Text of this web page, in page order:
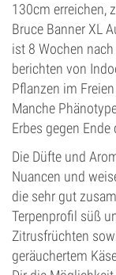
130cm erreichen,
Bruce Banner XL
ist 8 Wochen
berichten von
Pflanzen im
Manche
Erbes gegen
Die Düfte und
Nuancen und
die sehr gut
Terpenprofil süß
Zitrusfrüchten
geräuchertem